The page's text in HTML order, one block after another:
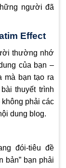
người đã
Effect
thường nhớ
của bạn –
mà bạn tạo ra
thuyết trình
phải các
dung blog.
đói-tiêu đề
bản” bạn phải